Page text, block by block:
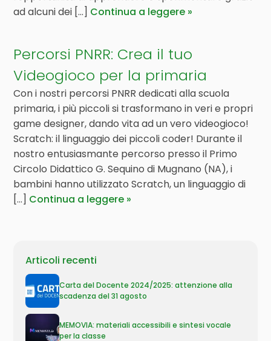
ad alcuni dei [...] Continua a leggere
Percorsi PNRR: Crea il tuo
Videogioco per la primaria
Con i nostri percorsi PNRR dedicati alla scuola
primaria, i più piccoli si trasformano in veri e propri
game designer, dando vita ad un vero videogioco!
Scratch: il linguaggio dei piccoli coder! Durante il
nostro entusiasmante percorso presso il Primo
Circolo Didattico G. Sequino di Mugnano (NA), i
bambini hanno utilizzato Scratch, un linguaggio di
[...] Continua a leggere
Articoli recenti
Carta del Docente 2024/2025: attenzione alla
scadenza del 31 agosto
MEMOVIA: materiali accessibili e sintesi vocale
per la classe